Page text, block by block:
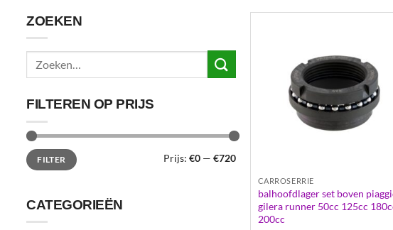
ZOEKEN
Zoeken
naar:
FILTEREN OP PRIJS
Min.
prijs
Max.
prijsFILTER Prijs: €0 — €720
CATEGORIEËN
CARROSERRIE
balhoofdlager set boven
gilera runner 50cc 125cc
200cc